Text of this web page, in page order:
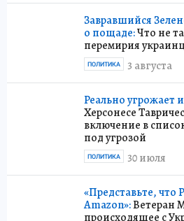
Завравшийся
о пощаде:Что не
перемирия
3 августа
ПОЛИТИКА
Реально угрожает
Херсонесе
включение в
под угрозой
30 июля
ПОЛИТИКА
«Представьте, что
Amazon»:Ветеран
происходящее с